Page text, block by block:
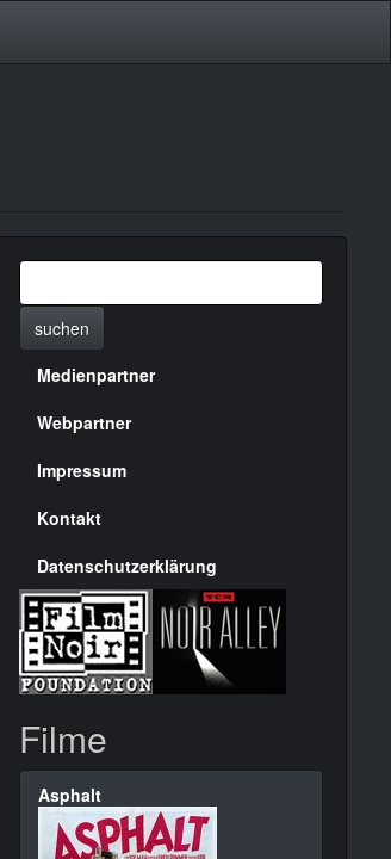
suchen
Menülinks
rechte
Seite
Medienpartner
Webpartner
Impressum
Kontakt
Datenschutzerklärung
Filme
Asphalt